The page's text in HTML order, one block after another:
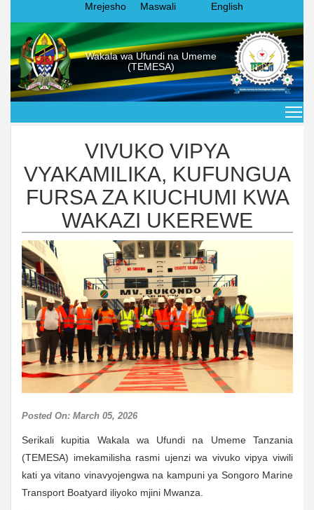
English
Maswali
Mrejesho
Wakala wa Ufundi na Umeme
(TEMESA)
VIVUKO VIPYA
VYAKAMILIKA, KUFUNGUA
FURSA ZA KIUCHUMI KWA
WAKAZI UKEREWE
Posted On: March 05, 2026
Serikali kupitia Wakala wa Ufundi na Umeme Tanzania
(TEMESA) imekamilisha rasmi ujenzi wa vivuko vipya viwili
kati ya vitano vinavyojengwa na kampuni ya Songoro Marine
Transport Boatyard iliyoko mjini Mwanza.